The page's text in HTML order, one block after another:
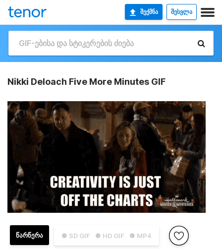
ᲨᲔᲥᲛᲜᲐ ᲨᲔᲡᲕᲚᲐ
Nikki Deloach Five More Minutes GIF
● SD GIF ● HD GIF ● MP4
ᲬᲐᲠᲬᲔᲠᲐ